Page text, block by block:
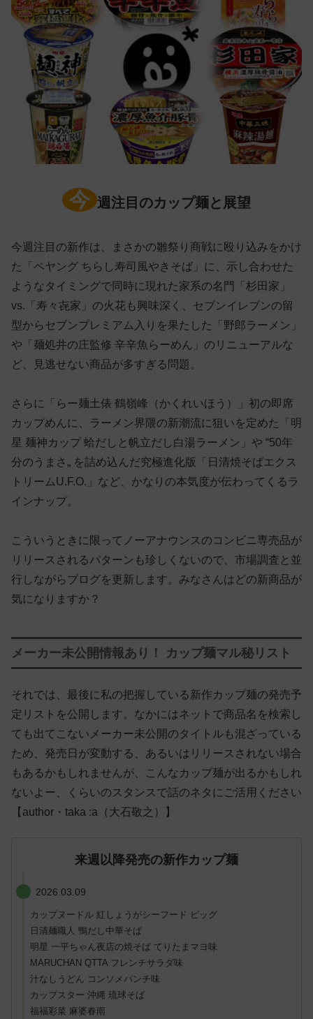
今 週注目のカップ麺と展望
今週注目の新作は、まさかの雛祭り商戦に殴り込みをかけ
た「ペヤング ちらし寿司風やきそば」に、示し合わせた
ようなタイミングで同時に現れた家系の名門「杉田家」
vs.「寿々㐂家」の火花も興味深く、セブンイレブンの留
型からセブンプレミアム入りを果たした「野郎ラーメン」
や「麺処井の庄監修 辛辛魚らーめん」のリニューアルな
ど、見逃せない商品が多すぎる問題。
さらに「らー麺土俵 鶴嶺峰（かくれいほう）」初の即席
カップめんに、ラーメン界隈の新潮流に狙いを定めた「明
星 麺神カップ 蛤だしと帆立だし白湯ラーメン」や “50年
分のうまさ„ を詰め込んだ究極進化版「日清焼そばエクス
トリームU.F.O.」など、かなりの本気度が伝わってくるラ
インナップ。
こういうときに限ってノーアナウンスのコンビニ専売品が
リリースされるパターンも珍しくないので、市場調査と並
行しながらブログを更新します。みなさんはどの新商品が
気になりますか？
メーカー未公開情報あり！ カップ麺マル秘リスト
それでは、最後に私の把握している新作カップ麺の発売予
定リストを公開します。なかにはネットで商品名を検索し
ても出てこないメーカー未公開のタイトルも混ざっている
ため、発売日が変動する、あるいはリリースされない場合
もあるかもしれませんが、こんなカップ麺が出るかもしれ
ないよー、くらいのスタンスで話のネタにご活用ください
【author・taka :a（大石敬之）】
来週以降発売の新作カップ麺
2026.03.09
カップヌードル 紅しょうがシーフード ビッグ
日清麺職人 鴨だし中華そば
明星 一平ちゃん夜店の焼そば てりたまマヨ味
MARUCHAN QTTA フレンチサラダ味
汁なしうどん コンソメパンチ味
カップスター 沖縄 琉球そば
福福彩菜 麻婆春雨